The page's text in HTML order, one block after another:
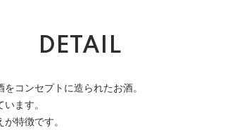
DETAIL
コンセプトに造られたお酒。
ます。
特徴です。